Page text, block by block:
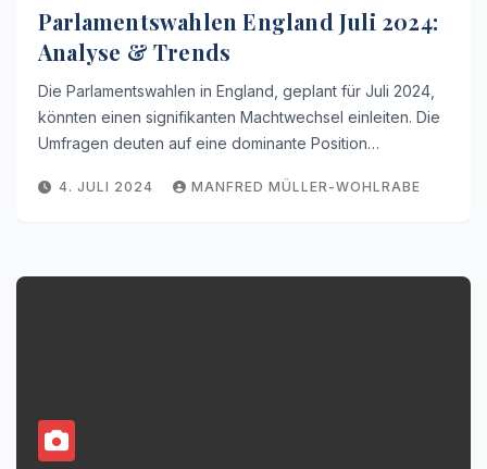
Parlamentswahlen England Juli 2024:
Analyse & Trends
Die Parlamentswahlen in England, geplant für Juli 2024,
könnten einen signifikanten Machtwechsel einleiten. Die
Umfragen deuten auf eine dominante Position…
4. JULI 2024 MANFRED MÜLLER-WOHLRABE